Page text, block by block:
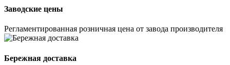
Заводские цены
Регламентированная розничная цена от завода производителя
Бережная доставка